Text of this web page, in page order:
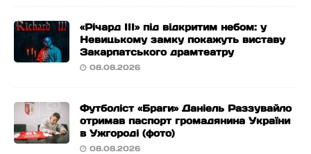
«Річард ІІІ» під відкритим небом: у
Невицькому замку покажуть виставу
Закарпатського драмтеатру
08.08.2026
Футболіст «Браги» Даніель Раззувайло
отримав паспорт громадянина України
в Ужгороді (фото)
08.08.2026